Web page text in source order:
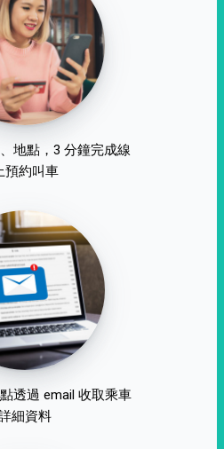
地點，3 分鐘完成線
預約叫車
透過 email 收取乘車
細資料